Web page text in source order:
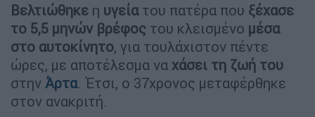
Βελτιώθηκε η υγείατου πατέρα που ξέχασε
το 5,5 μηνών βρέφος του κλεισμένο μέσα
στο αυτοκίνητο, για τουλάχιστον πέντε
ώρες, με αποτέλεσμα να χάσει τη ζωή του
στην Άρτα. Έτσι, ο 37χρονος μεταφέρθηκε
στον ανακριτή.